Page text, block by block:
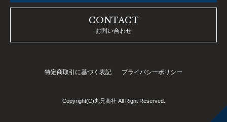
CONTACT
お問い合わせ
特定商取引に基づく表記 プライバシーポリシー
Copyright(C)丸兄商社 All Right Reserved.